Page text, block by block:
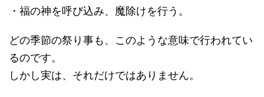
・福の神を呼び込み、魔除けを行う。
どの季節の祭り事も、このような意味で行われてい
るのです。
しかし実は、それだけではありません。